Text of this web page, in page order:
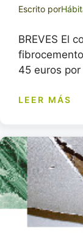
Escrito por
BREVES El
45 euros por
LEER MÁS